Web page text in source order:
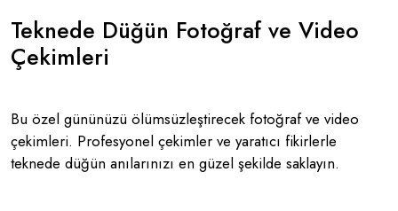
Teknede Düğün Fotoğraf ve Video
Çekimleri
Bu özel gününüzü ölümsüzleştirecek fotoğraf ve video
çekimleri. Profesyonel çekimler ve yaratıcı fikirlerle
teknede düğün anılarınızı en güzel şekilde saklayın.